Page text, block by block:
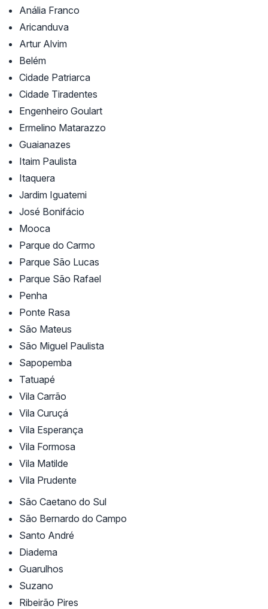
Anália Franco
Aricanduva
Artur Alvim
Belém
Cidade Patriarca
Cidade Tiradentes
Engenheiro Goulart
Ermelino Matarazzo
Guaianazes
Itaim Paulista
Itaquera
Jardim Iguatemi
José Bonifácio
Mooca
Parque do Carmo
Parque São Lucas
Parque São Rafael
Penha
Ponte Rasa
São Mateus
São Miguel Paulista
Sapopemba
Tatuapé
Vila Carrão
Vila Curuçá
Vila Esperança
Vila Formosa
Vila Matilde
Vila Prudente
São Caetano do Sul
São Bernardo do Campo
Santo André
Diadema
Guarulhos
Suzano
Ribeirão Pires